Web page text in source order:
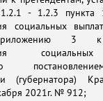
1.2.1 - 1.2.3 пункта
социальных
3
(губернатора)
2021г. № 912;